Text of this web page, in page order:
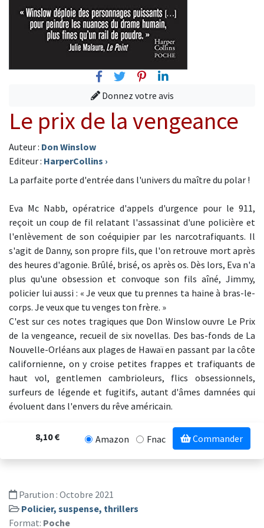
FacebookTwitterPinterest
Linkedin
Donnez votre avis
Le prix de la vengeance
Auteur : Don Winslow
Editeur : HarperCollins ›
La parfaite porte d'entrée dans l'univers du maître du polar !
Eva Mc Nabb, opératrice d'appels d'urgence pour le 911,
reçoit un coup de fil relatant l'assassinat d'une policière et
l'enlèvement de son coéquipier par les narcotrafiquants. Il
s'agit de Danny, son propre fils, que l'on retrouve mort après
des heures d'agonie. Brûlé, brisé, os après os. Dès lors, Eva n'a
plus qu'une obsession et convoque son fils aîné, Jimmy,
policier lui aussi : « Je veux que tu prennes ta haine à bras-le-
corps. Je veux que tu venges ton frère. »
C'est sur ces notes tragiques que Don Winslow ouvre Le Prix
de la vengeance, recueil de six novellas. Des bas-fonds de La
Nouvelle-Orléans aux plages de Hawaï en passant par la côte
californienne, on y croise petites frappes et trafiquants de
haut vol, gentlemen cambrioleurs, flics obsessionnels,
surfeurs de légende et fugitifs, autant d'âmes damnées qui
évoluent dans l'envers du rêve américain.
8,10 € Amazon Fnac Commander
Parution : Octobre 2021
Policier, suspense, thrillers
Format: Poche